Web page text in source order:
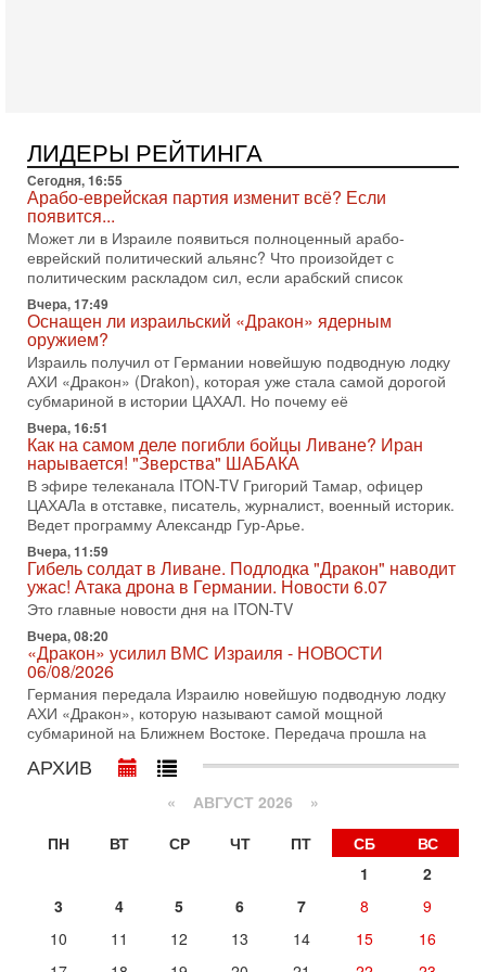
«Русский голос» Израиля: кто заберет его на этот
раз?
Голоса русскоязычных репатриантов не раз кардинально
меняли политический ландшафт Израиля. Достаточно
вспомнить взлет партии «Исраэль ба-алия», когда
31-07-2026, 17:00
Тайны закрытых дверей: о чём на самом деле
молчат Трамп и Нетаньяху?
Недавний визит премьер-министра Израиля Биньямина
Нетаньяху в США и его встреча с Дональдом Трампом
оставили больше вопросов, чем ответов. Полная
31-07-2026, 15:18
Иран готовит покушение на Нетаниягу! Трамп не
хочет эскалации, но КСИР готовит взрыв!
В эфире телеканала ITON-TV СЕРГЕЙ МИГДАЛЬ, эксперт
по вопросам безопасности, офицер запаса
Международного управления полиции Израиля, автор
31-07-2026, 09:02
Битва за разоружение ХАМАСа - НОВОСТИ
31/07/2026
Сегодня президент США Дональд Трамп заявил о
достижении исторического соглашения о полном
разоружении ХАМАСа и других вооруженных группировок в
30-07-2026, 17:59
Иран доведет Трампа до крайних мер? Разбор и
оценка от военного обозревателя Давида Шарпа
Ситуация вокруг противостояния Ирана и США накаляется
с каждым днем. Почему Трамп в самый последний момент
отменил решение о нанесении тяжелых ударов
30-07-2026, 16:54
Покупатель авиакомпании «Аркия» намерен
запретить полеты по субботам!
Вокруг возможной продажи авиакомпании «Аркия»
разгорается громкий конфликт.
Президент США Дональд Трамп сегодня рассматривает
возможность масштабной военной операции против Ирана
ЛИДЕРЫ РЕЙТИНГА
Сегодня, 16:55
Арабо-еврейская партия изменит всё? Если
появится...
Может ли в Израиле появиться полноценный арабо-
еврейский политический альянс? Что произойдет с
политическим раскладом сил, если арабский список
Вчера, 17:49
Оснащен ли израильский «Дракон» ядерным
оружием?
Израиль получил от Германии новейшую подводную лодку
АХИ «Дракон» (Drakon), которая уже стала самой дорогой
субмариной в истории ЦАХАЛ. Но почему её
Вчера, 16:51
Как на самом деле погибли бойцы Ливане? Иран
нарывается! "Зверства" ШАБАКА
В эфире телеканала ITON-TV Григорий Тамар, офицер
ЦАХАЛа в отставке, писатель, журналист, военный историк.
Ведет программу Александр Гур-Арье.
Вчера, 11:59
Гибель солдат в Ливане. Подлодка "Дракон" наводит
ужас! Атака дрона в Германии. Новости 6.07
Это главные новости дня на ITON-TV
Вчера, 08:20
«Дракон» усилил ВМС Израиля - НОВОСТИ
06/08/2026
Германия передала Израилю новейшую подводную лодку
АХИ «Дракон», которую называют самой мощной
субмариной на Ближнем Востоке. Передача прошла на
АРХИВ
« АВГУСТ 2026 »
ПН
ВТ СР ЧТ ПТ СБ
ВС
1
2
3
4 5 6 7 8
9
10
11 12 13 14 15
16